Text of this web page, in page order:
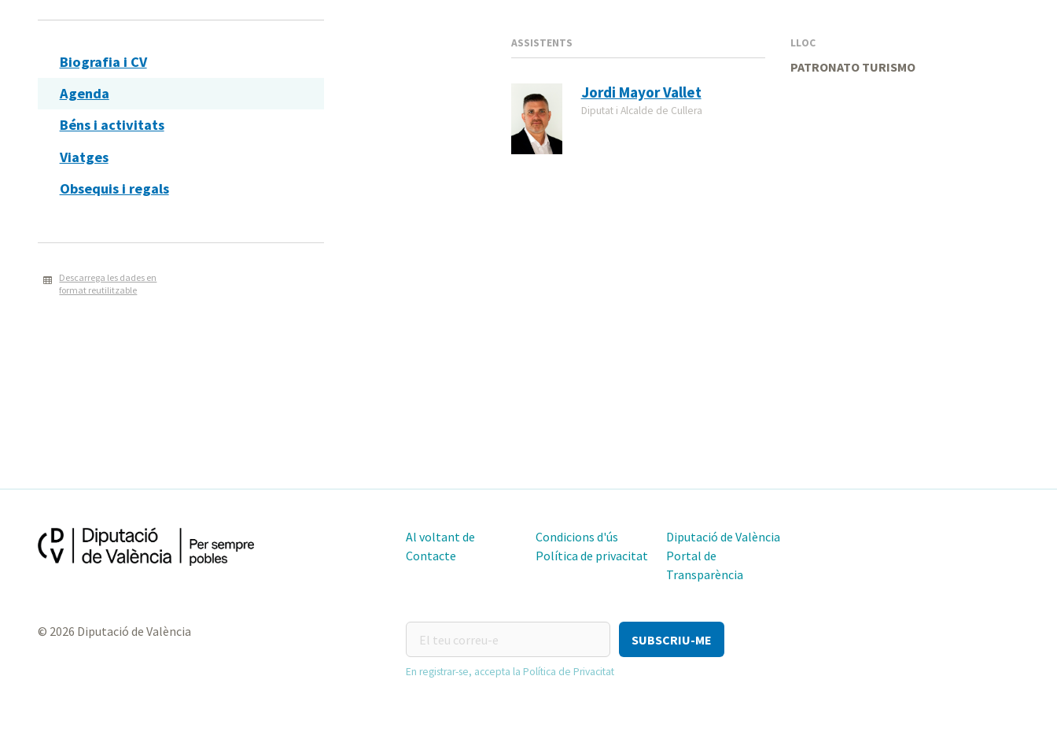
Biografia i CV
Agenda
Béns i activitats
Viatges
Obsequis i regals
Descarrega les dades en
format reutilitzable
ASSISTENTS
Jordi Mayor Vallet
Diputat i Alcalde de Cullera
LLOC
PATRONATO TURISMO
Al voltant de
Contacte
Condicions d'ús
Política de privacitat
Diputació de València
Portal de
Transparència
© 2026 Diputació de València
teu
correu-
En registrar-se, accepta la Política de Privacitat